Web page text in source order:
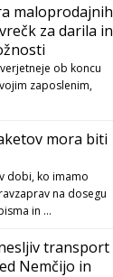
maloprodajnih
za darila in
ob koncu
zaposlenim,
mora biti
dobi, ko imamo
na dosegu
in …
transport
Nemčijo in